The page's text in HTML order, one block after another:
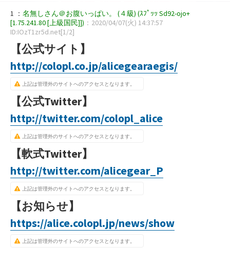
1 ： 名無しさん＠お腹いっぱい。 (４級) (ｽﾌﾟｯｯ Sd92-ojo+
[1.75.241.80 [上級国民]]) ：2020/04/07(火) 14:37:57
ID:IOzT1zr5d.net[1/2]
【公式サイト】
http://colopl.co.jp/alicegearaegis/
上記は管理外のサイトへのアクセスとなります。
【公式Twitter】
http://twitter.com/colopl_alice
上記は管理外のサイトへのアクセスとなります。
【軟式Twitter】
http://twitter.com/alicegear_P
上記は管理外のサイトへのアクセスとなります。
【お知らせ】
https://alice.colopl.jp/news/show
上記は管理外のサイトへのアクセスとなります。